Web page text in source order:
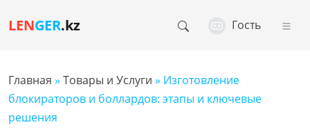
LENGER.kz Гость
Главная » Товары и Услуги » Изготовление
блокираторов и боллардов: этапы и ключевые
решения